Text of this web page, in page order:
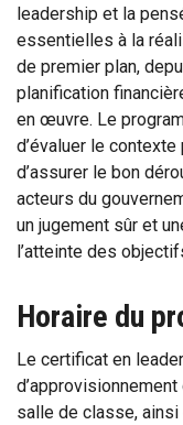
leadership et la
essentielles à la
de premier plan,
planification
en œuvre. Le
d’évaluer le
d’assurer le bon
acteurs du
un jugement sûr et
l’atteinte des
Horaire du
Le certificat en
salle de classe, ainsi